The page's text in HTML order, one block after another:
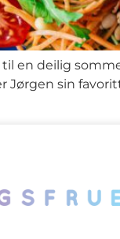
en deilig
Jørgen sin